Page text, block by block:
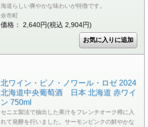
海道らしい爽やかな味わいが特徴です。
余市町
価格： 2,640円(税込 2,904円)
北ワイン・ピノ・ノワール・ロゼ 2024
北海道中央葡萄酒 日本 北海道 赤ワイ
ン 750ml
セニエ製法で抽出した果汁をフレンチオーク樽に入
れて発酵を行いました。サーモンピンクの鮮やかな